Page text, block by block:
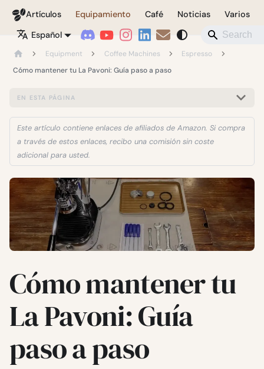
Coffeegeek
Artículos Equipamiento Café Noticias
Varios
Español
Equipment Coffee Machines
Espresso
Cómo mantener tu La Pavoni: Guía paso a paso
EN ESTA PÁGINA
Este artículo contiene enlaces de afiliados de Amazon. Si compra
a través de estos enlaces, recibo una comisión sin coste
adicional para usted.
Cómo mantener tu
La Pavoni: Guía
paso a paso